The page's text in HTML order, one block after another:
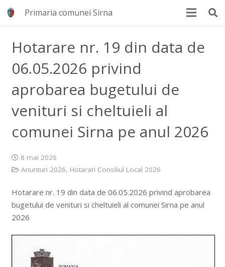
Primaria comunei Sirna
Hotarare nr. 19 din data de
06.05.2026 privind
aprobarea bugetului de
venituri si cheltuieli al
comunei Sirna pe anul 2026
8 mai 2026
Anunturi 2026 Hotarari Consiliul Local 2026
Hotarare nr. 19 din data de 06.05.2026 privind aprobarea
bugetului de venituri si cheltuieli al comunei Sirna pe anul
2026